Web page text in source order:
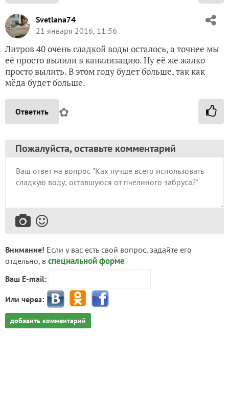
Svetlana74
21 января 2016, 11:56
Литров 40 очень сладкой воды осталось, а точнее мы
её просто вылили в канализацию. Ну её же жалко
просто вылить. В этом году будет больше, так как
мёда будет больше.
Ответить ✿
Пожалуйста, оставьте комментарий
Внимание! Если у вас есть свой вопрос, задайте его
отдельно, в специальной форме
Ваш E-mail:
Или через:
добавить комментарий